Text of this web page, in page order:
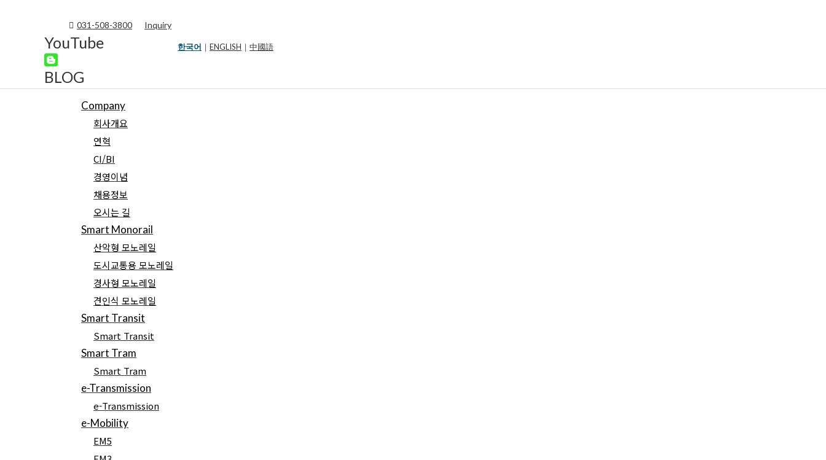
031-508-3800 Inquiry
YouTube
BLOG
한국어 ｜ ENGLISH ｜ 中國語
Company
회사개요
연혁
CI/BI
경영이념
채용정보
오시는 길
Smart Monorail
산악형 모노레일
도시교통용 모노레일
경사형 모노레일
견인식 모노레일
Smart Transit
Smart Transit
Smart Tram
Smart Tram
e-Transmission
e-Transmission
e-Mobility
EM5
Notice
Contact Us
제7기 정기주주총회 소집통지 공고